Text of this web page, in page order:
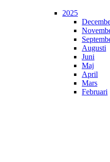
2025
Augusti
Juni
Maj
April
Mars
Februari